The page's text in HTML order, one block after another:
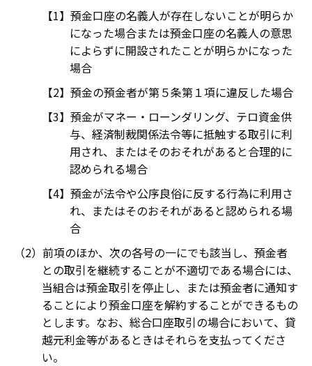
預金口座の名義人が存在しないことが明らか
になった場合または預金口座の名義人の意思
によらずに開設されたことが明らかになった
場合
預金の預金者が第５条第１項に違反した場合
預金がマネー・ローンダリング、テロ資金供
与、経済制裁関係法令等に抵触する取引に利
用され、またはそのおそれがあると合理的に
認められる場合
預金が法令や公序良俗に反する行為に利用さ
れ、またはそのおそれがあると認められる場
合
前項のほか、次の各号の一にでも該当し、預金者
との取引を継続することが不適切である場合には、
当組合は預金取引を停止し、または預金者に通知す
ることにより預金口座を解約することができるもの
とします。なお、総合口座取引の場合において、貸
越元利金等があるときはそれらを支払ってくださ
い。